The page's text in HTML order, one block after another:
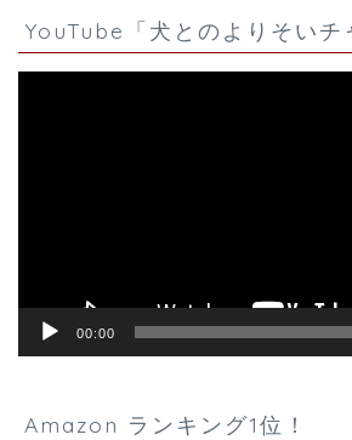
YouTube「犬とのよりそいチ
00:00
Amazon ランキング1位！